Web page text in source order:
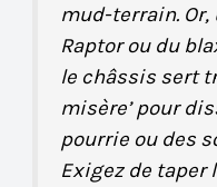
mud-terrain.
Raptor ou du
le châssis sert
misère’ pour
pourrie ou des
Exigez de taper